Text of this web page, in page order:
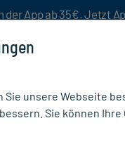
der App ab 35€. Jetzt
unsere Webseite
Sie können